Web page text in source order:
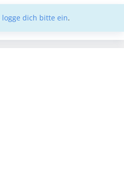
logge dich bitte ein.